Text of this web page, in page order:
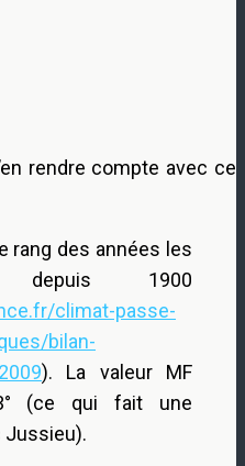
rendre compte avec ce
rang des années les
depuis 1900
climat-passe-
bilan-
). La valeur MF
(ce qui fait une
Jussieu).